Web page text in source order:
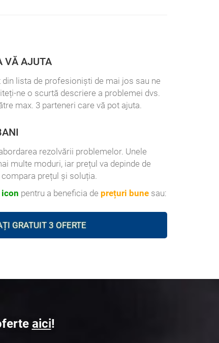
VĂ AJUTA
lista de profesioniști de mai jos sau ne
ne o scurtă descriere a problemei dvs.
max. 3 parteneri care vă pot ajuta.
rezolvării problemelor. Unele
multe moduri, iar prețul va depinde de
prețul și soluția.
icon pentru a beneficia de prețuri bune sau:
GRATUIT 3 OFERTE
aici!